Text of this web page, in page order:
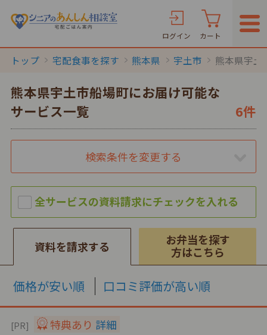
ログイン カート
トップ 宅配食事を探す 熊本県 宇土市 熊本県宇土
熊本県宇土市船場町にお届け可能な
サービス一覧
6件
検索条件を変更する
資料を請求する
お弁当を探す
方はこちら
価格が安い順 口コミ評価が高い順
[PR] 特典あり 詳細